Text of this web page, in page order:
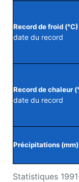
Statistiques
Record de froid (°C)
date du record
Record de chaleur
date du record
Précipitations (mm)